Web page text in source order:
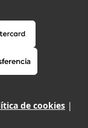
de cookies |